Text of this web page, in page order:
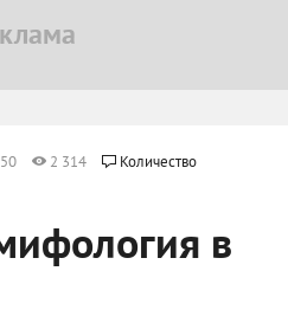
2 314
Количество
в